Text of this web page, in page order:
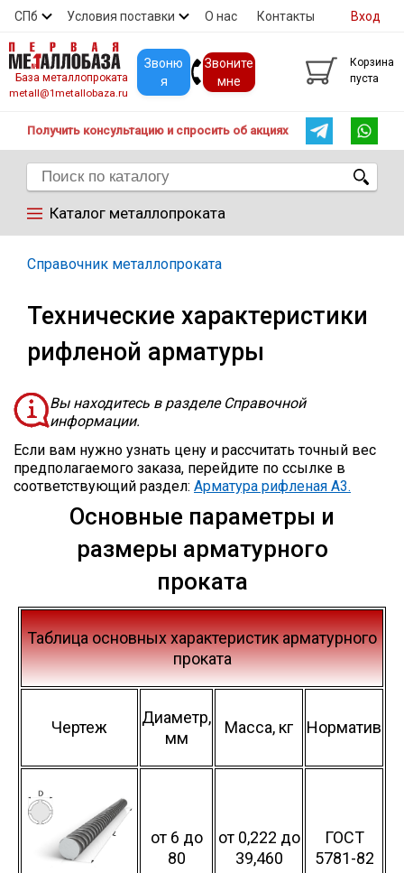
СПб Условия поставки О нас Контакты
Скидки Прайс Покупателям
Вход
База металлопроката
metall@1metallobaza.ru
Звоню
я
Звоните
мне
Корзина
пуста
Получить консультацию и спросить об акциях
Каталог металлопроката
Арматура
Труба профильная
Лист
Уголок
Балка
Квадрат
Полоса
Круг
Профлист
Справочник металлопроката
Технические характеристики
рифленой арматуры
Вы находитесь в разделе Справочной
информации.
Если вам нужно узнать цену и рассчитать точный вес
предполагаемого заказа, перейдите по ссылке в
соответствующий раздел: Арматура рифленая А3.
Основные параметры и
размеры арматурного
проката
Таблица основных характеристик арматурного
проката
Чертеж
Диаметр,
мм
Масса, кг Норматив
от 6 до
80
от 0,222 до
39,460
ГОСТ
5781-82